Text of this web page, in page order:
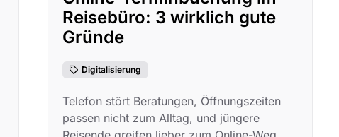
Reisebüro: 3 wirklich gute
Gründe
Digitalisierung
Telefon stört Beratungen, Öffnungszeiten
passen nicht zum Alltag, und jüngere